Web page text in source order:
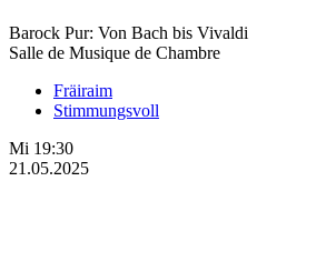
Barock Pur: Von Bach bis Vivaldi
Salle de Musique de Chambre
Fräiraim
Stimmungsvoll
Mi 19:30
21.05.2025